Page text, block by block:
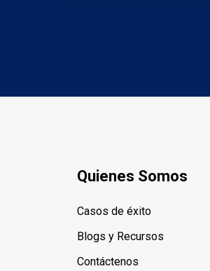
Quienes Somos
Casos de éxito
Blogs y Recursos
Contáctenos